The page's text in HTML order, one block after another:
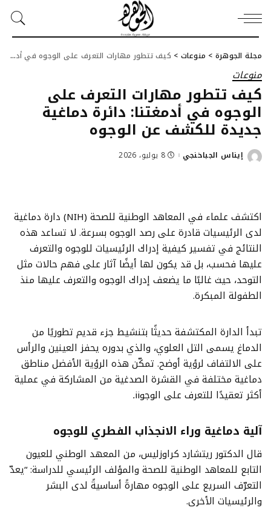
مجلة الجوهرة > منوعات > كيف تتطور مهارات التعرف على الوجوه في أدمغتنا: دائرة دماغية جديدة للكشف عن الوجوه
منوعات
كيف تتطور مهارات التعرف على
الوجوه في أدمغتنا: دائرة دماغية
جديدة للكشف عن الوجوه
Posted
إيناس الجباخنجي 8 يوليو، 2026
اكتشف علماء في المعاهد الوطنية للصحة (NIH) دارة دماغية
لدى الرئيسيات قادرة على رصد الوجوه بسرعة. لا تساعد هذه
النتائج في تفسير كيفية إدراك الرئيسيات للوجوه والتعرف
عليها فحسب، بل قد يكون لها أيضًا آثار على فهم حالات مثل
التوحد، حيث غالبًا ما يضعف إدراك الوجوه والتعرف عليها منذ
الطفولة المبكرة.
تبدأ الدارة المكتشفة حديثًا بتنشيط جزء قديم تطوريًا من
الدماغ يسمى التل العلوي، والذي بدوره يحفز العينين والرأس
على الالتفاف لرؤية أوضح. تمكّن هذه الرؤية الأفضل مناطق
دماغية مختلفة في القشرة الصدغية من المشاركة في عملية
أكثر تعقيدًا للتعرف على الوجوii .
آلية دماغية وراء الانجذاب الفطري للوجوه
قال الدكتور ريتشارد كراوزليس، من المعهد الوطني للعيون
التابع للمعاهد الوطنية للصحة والمؤلف الرئيسي للدراسة: “يعدّ
التعرّف السريع على الوجوه مهارةً أساسيةً لدى البشر
والرئيسيات الأخرى.